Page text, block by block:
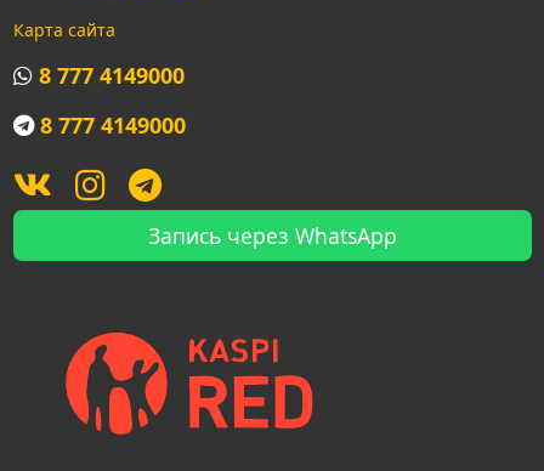
Карта сайта
8 777 4149000
8 777 4149000
Запись через WhatsApp